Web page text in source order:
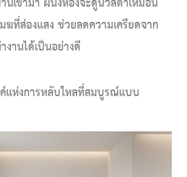
ฆที่ส่องแสง ช่วยลดความเครียดจาก
งานได้เป็นอย่างดี
แห่งการหลับใหลที่สมบูรณ์แบบ